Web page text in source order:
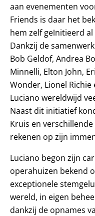
aan evenementen
Friends is daar het
hem zelf geïnitieerd
Dankzij de
Bob Geldof, Andrea
Minnelli, Elton John,
Wonder, Lionel Richie
Luciano wereldwijd
Naast dit initiatief
Kruis en
rekenen op zijn
Luciano begon zijn
operahuizen bekend
exceptionele
wereld, in eigen
dankzij de opnames